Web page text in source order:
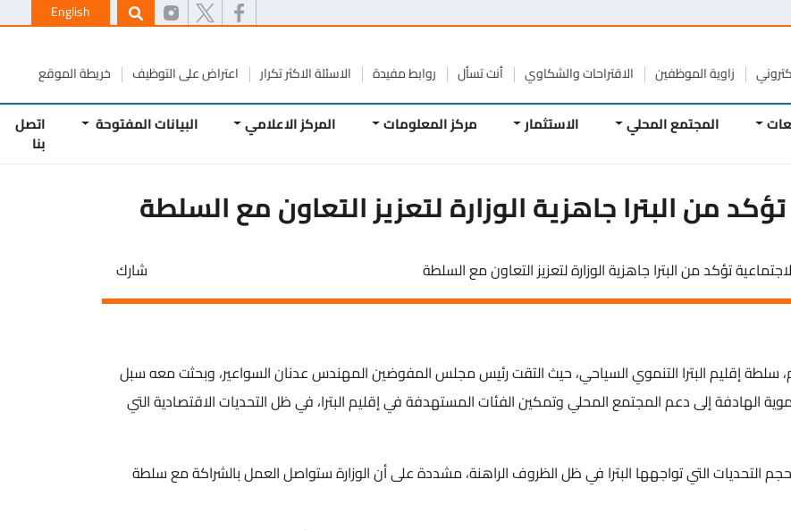
English
زاوية الموظفين الاقتراحات والشكاوي أنت تسأل روابط مفيدة الاسئلة الاكثر تكرار اعتراض على التوظيف خريطة الموقع
المجتمع المحلي الاستثمار مركز المعلومات المركز الاعلامي البيانات المفتوحة اتصل
من البترا جاهزية الوزارة لتعزيز التعاون مع السلطة
تؤكد من البترا جاهزية الوزارة لتعزيز التعاون مع السلطة شارك
سلطة إقليم البترا التنموي السياحي، حيث التقت رئيس مجلس المفوضين المهندس عدنان السواعير، وبحثت معه سبل
الهادفة إلى دعم المجتمع المحلي وتمكين الفئات المستهدفة في إقليم البترا، في ظل التحديات الاقتصادية التي
التي تواجهها البترا في ظل الظروف الراهنة، مشددة على أن الوزارة ستواصل العمل بالشراكة مع سلطة